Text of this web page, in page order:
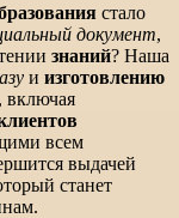
стало
документ,
знаний? Наша
и изготовлению
, включая
всем
выдачей
станет